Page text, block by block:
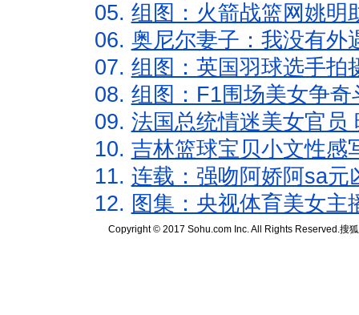
05. 组图：火箭战篮网姚明
06. 奥尼尔妻子：我没有外
07. 组图：英国羽球选手拍
08. 组图：F1围场美女争
09. 法国总统情迷美女官员
10. 吉林篮球宝贝小文性感
11. 连载：强吻阿娇阿sa元
12. 图集：央视体育美女主
Copyright © 2017 Sohu.com Inc. All Rights Reserved.搜